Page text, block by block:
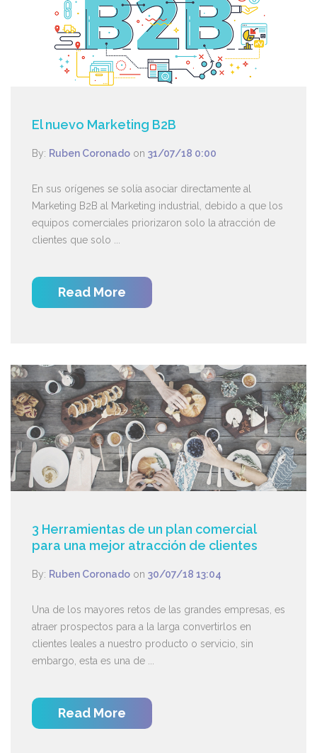
El nuevo Marketing B2B
By: Ruben Coronado on 31/07/18 0:00
En sus orígenes se solía asociar directamente al
Marketing B2B al Marketing industrial, debido a que los
equipos comerciales priorizaron solo la atracción de
clientes que solo ...
Read More
3 Herramientas de un plan comercial
para una mejor atracción de clientes
By: Ruben Coronado on 30/07/18 13:04
Una de los mayores retos de las grandes empresas, es
atraer prospectos para a la larga convertirlos en
clientes leales a nuestro producto o servicio, sin
embargo, esta es una de ...
Read More